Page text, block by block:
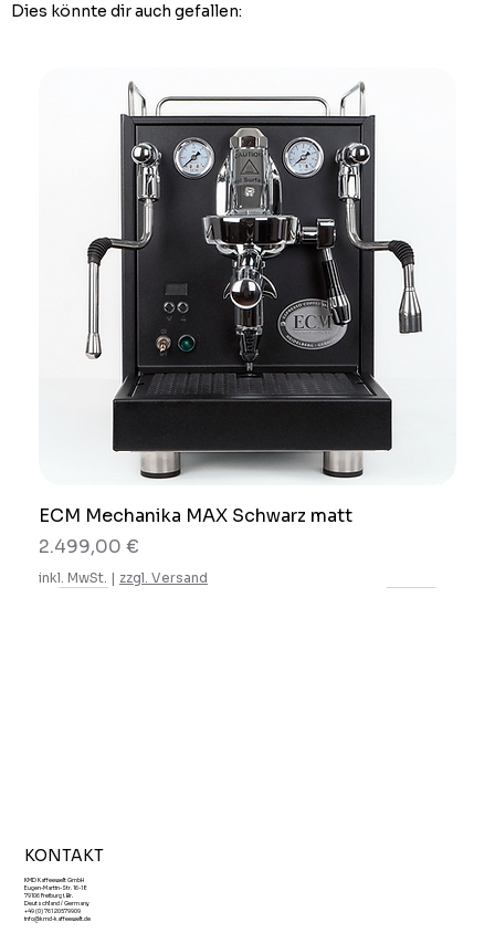
Dies könnte dir auch gefallen:
ECM Mechanika MAX Schwarz matt
Preis
2.499,00 €
inkl. MwSt. | zzgl. Versand
KONTAKT
KMD Kaffeewelt GmbH
Eugen-Martin-Str. 16-18
79106 Freiburg i. Br.
Deutschland / Germany
+49 (0) 761 20579909
info@kmd-kaffeewelt.de